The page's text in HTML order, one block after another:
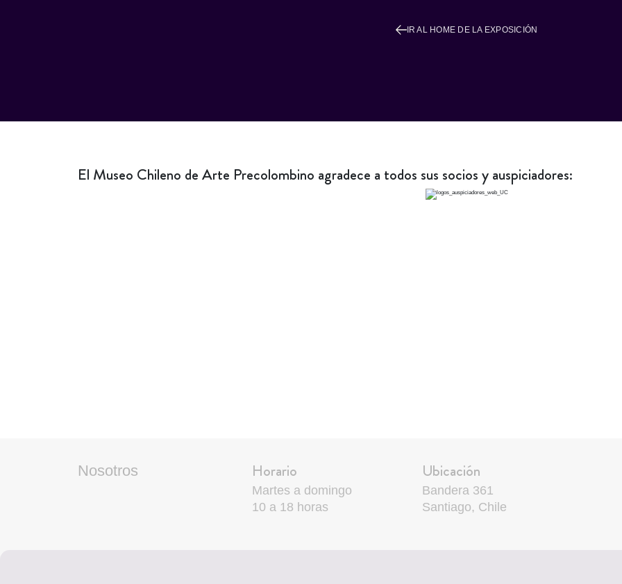
IR AL HOME DE LA EXPOSICIÓN
El Museo Chileno de Arte Precolombino agradece a todos sus socios y auspiciadores:
Nosotros Horario
Martes a domingo
10 a 18 horas
Ubicación
Bandera 361
Santiago, Chile